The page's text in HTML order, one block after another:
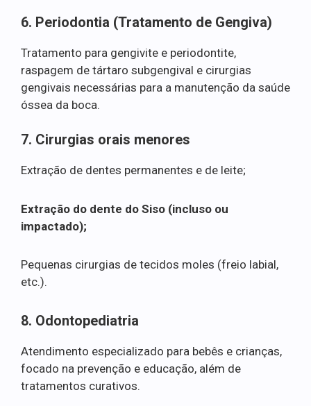
6. Periodontia (Tratamento de Gengiva)
Tratamento para gengivite e periodontite,
raspagem de tártaro subgengival e cirurgias
gengivais necessárias para a manutenção da saúde
óssea da boca.
7. Cirurgias orais menores
Extração de dentes permanentes e de leite;
Extração do dente do Siso (incluso ou
impactado);
Pequenas cirurgias de tecidos moles (freio labial,
etc.).
8. Odontopediatria
Atendimento especializado para bebês e crianças,
focado na prevenção e educação, além de
tratamentos curativos.